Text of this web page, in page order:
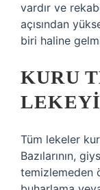
vardır ve
açısından
biri haline
KURU
Tüm lekeler
Bazılarının,
temizlemeden